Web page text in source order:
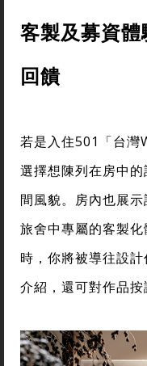
客製及募資
回饋
若是入住501「台灣
選擇想陳列在房中
間風貌。房內也展
旅舍中專屬的客製
時，你將被導往設
介紹，還可對作品按